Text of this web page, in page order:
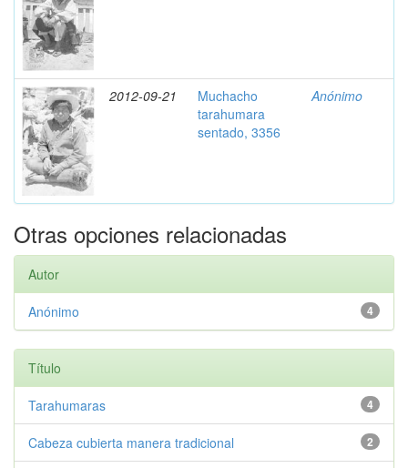
2012-09-21
Muchacho
tarahumara
sentado, 3356
Anónimo
Otras opciones relacionadas
Autor
4
Anónimo
Título
4
Tarahumaras
2
Cabeza cubierta manera tradicional